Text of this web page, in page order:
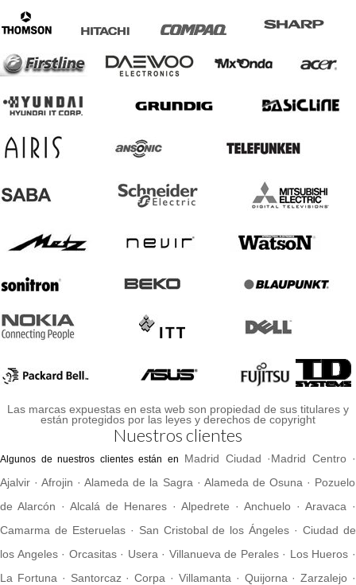
Las marcas expuestas en esta web son propiedad de sus titulares y
están protegidos por las leyes y derechos de copyright
Nuestros clientes
Algunos de nuestros clientes están en Madrid Ciudad · Madrid Centro·
Ajalvir ·Afrojin ·Alameda de la Sagra · Alameda de Osuna · Pozuelo
de Alarcón · Alcalá de Henares · Alpedrete · Anchuelo · Aravaca ·
Camarma de Esteruelas· San Cristobal de los Ángeles ·Ciudad de
los Angeles· Orcasitas· Usera · Villanueva de Perales· Los Hueros ·
La Fortuna · Santorcaz·Corpa · Villamanta · Quijorna ·Zarzalejo ·